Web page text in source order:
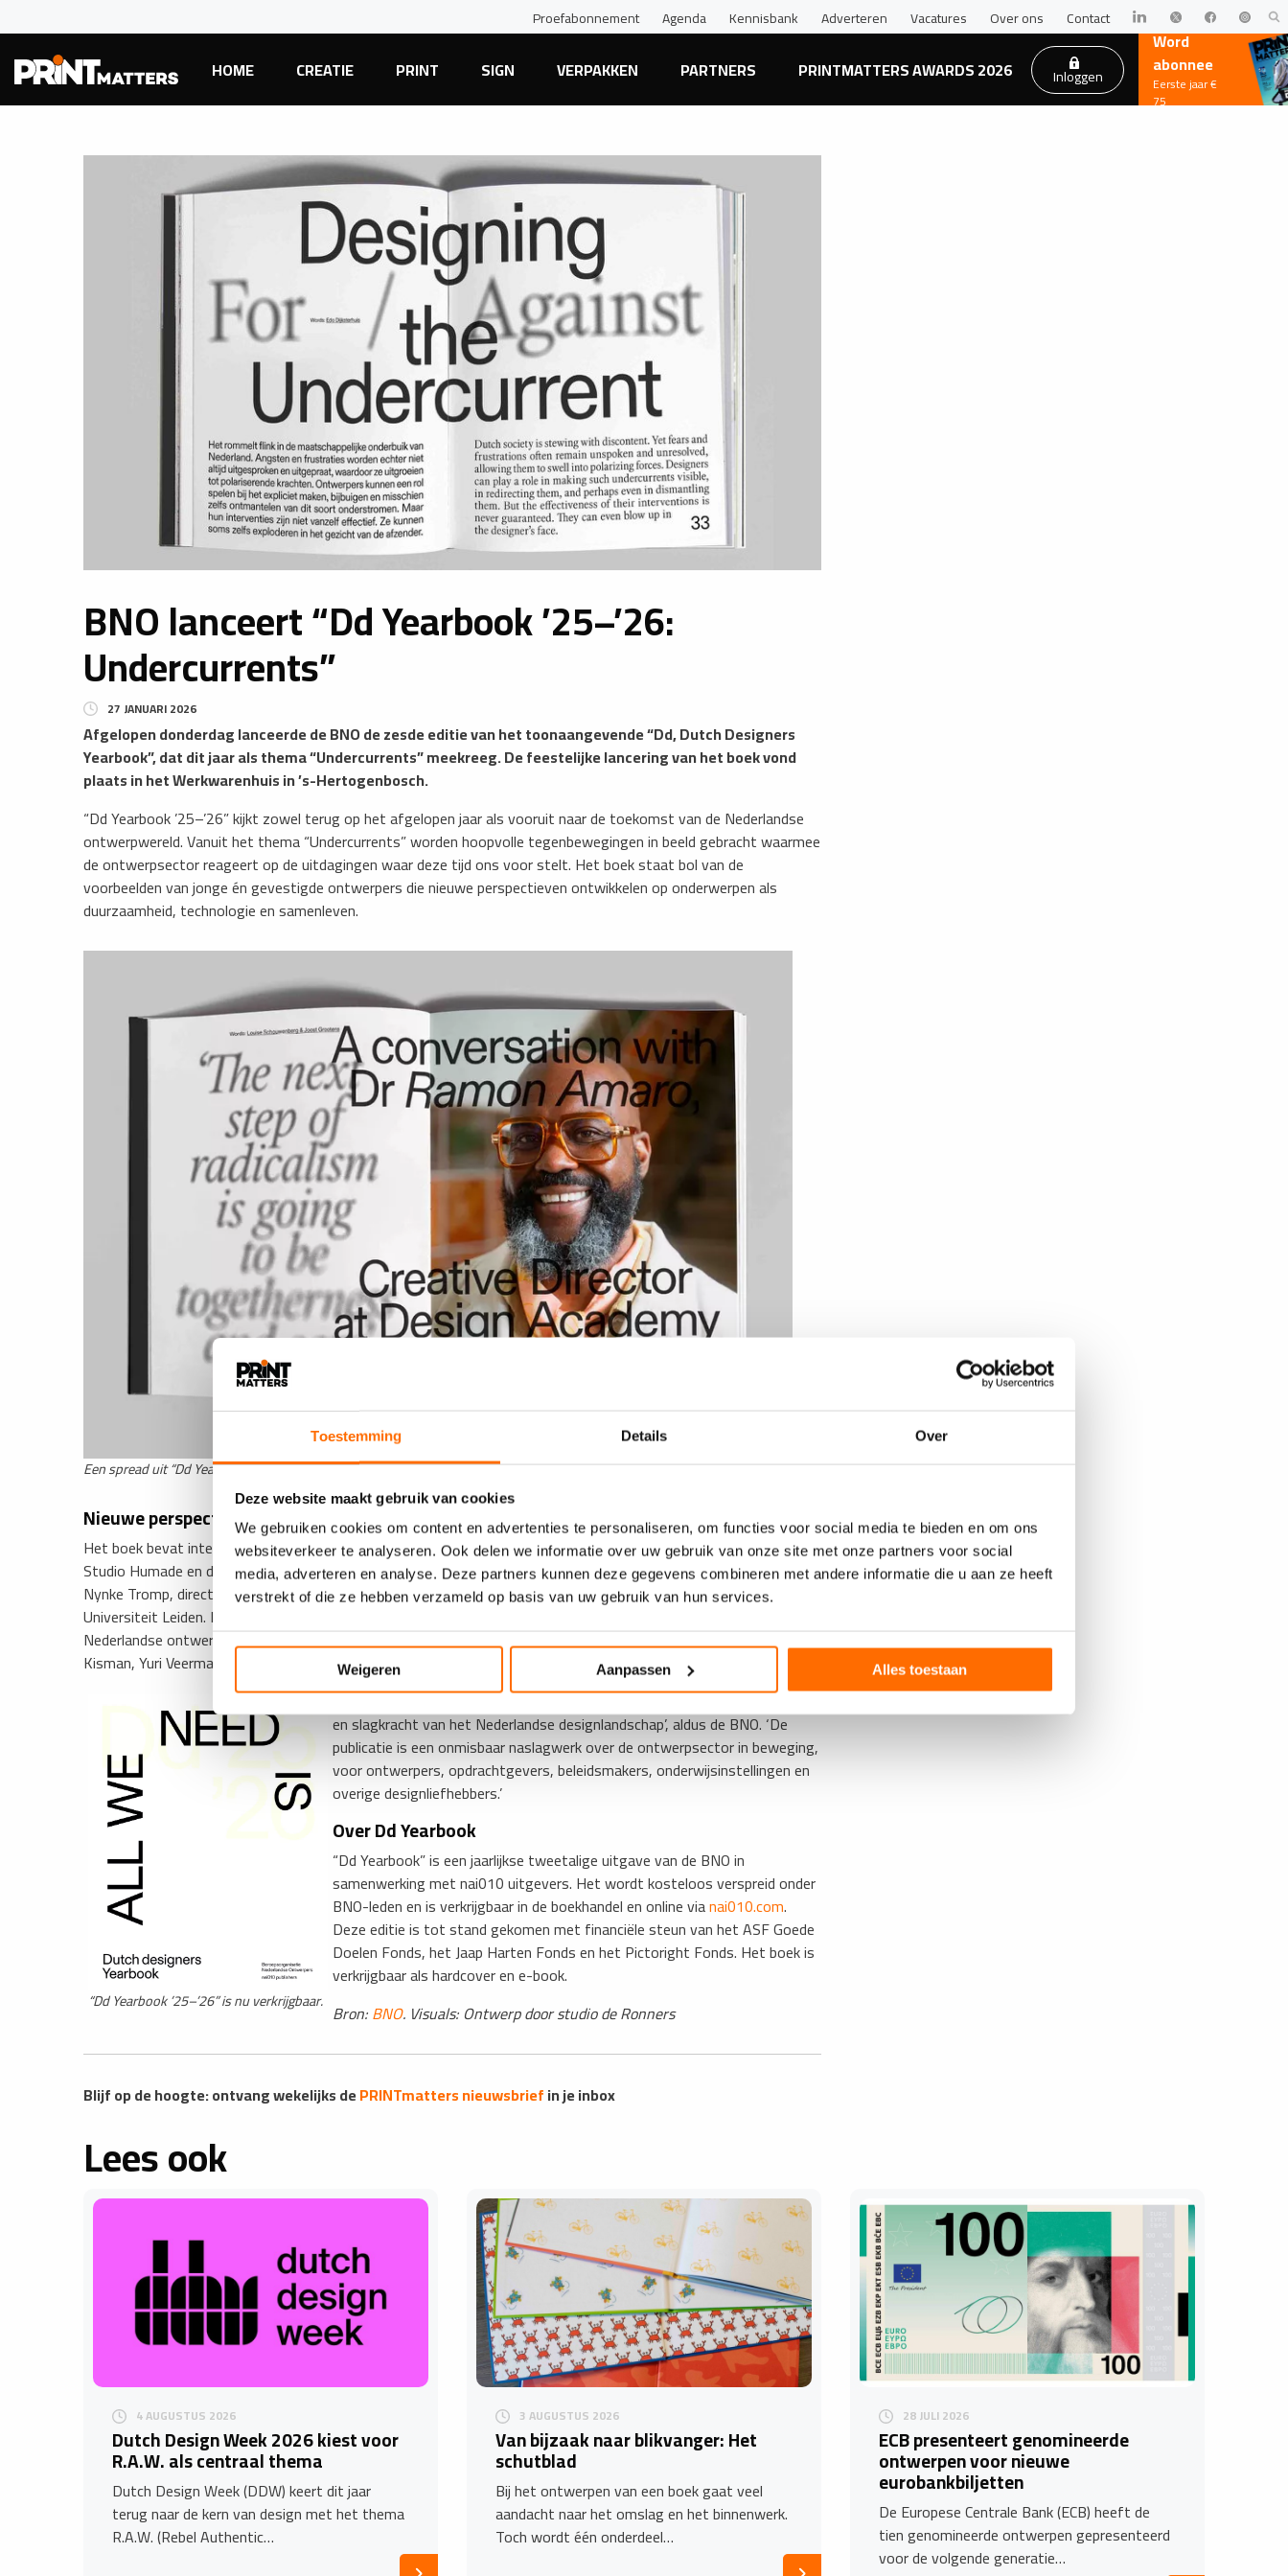
Toestemming Details Over
Deze website maakt gebruik van cookies
We gebruiken cookies om content en advertenties te personaliseren, om functies voor social media te bieden en om ons
websiteverkeer te analyseren. Ook delen we informatie over uw gebruik van onze site met onze partners voor social
media, adverteren en analyse. Deze partners kunnen deze gegevens combineren met andere informatie die u aan ze heeft
verstrekt of die ze hebben verzameld op basis van uw gebruik van hun services.
Weigeren Aanpassen Alles toestaan
Proefabonnement Agenda Kennisbank Adverteren Vacatures Over ons Contact
HOME CREATIE PRINT SIGN VERPAKKEN PARTNERS PRINTMATTERS AWARDS 2026 Inloggen
Word
abonnee
Eerste jaar €
75
BNO lanceert “Dd Yearbook ’25–’26:
Undercurrents”
27 JANUARI 2026
Afgelopen donderdag lanceerde de BNO de zesde editie van het toonaangevende “Dd, Dutch Designers
Yearbook”, dat dit jaar als thema “Undercurrents”meekreeg. De feestelijke lancering van het boek vond
plaats in het Werkwarenhuis in ’s-Hertogenbosch.
“Dd Yearbook ’25–’26” kijkt zowel terug op het afgelopen jaar als vooruit naar de toekomst van de Nederlandse
ontwerpwereld. Vanuit het thema “Undercurrents” worden hoopvolle tegenbewegingen in beeld gebracht waarmee
de ontwerpsector reageert op de uitdagingen waar deze tijd ons voor stelt. Het boek staat bol van de
voorbeelden van jonge én gevestigde ontwerpers die nieuwe perspectieven ontwikkelen op onderwerpen als
duurzaamheid, technologie en samenleven.
Een spread uit “Dd Yearbook ’25–’26”, ontwerp door studio de Ronners.
Nieuwe perspectieven in design
Het boek bevat interviews met Ramon Amaro, de nieuwe creative director van de Design Academy Eindhoven,
Studio Humade en designexperts Ninke Bloemberg, Yassine Salihine en Viola van Alphen, evenals essays van
Nynke Tromp, directeur van PONT, en Maarten H. Lamers, specialist Creative Intelligence & Technology aan de
Universiteit Leiden. Daarnaast biedt het Dd Yearbook een selectie inspirerende eindexamenwerken van de
Nederlandse ontwerpopleidingen, prijswinnende designcases en werk van beeldbepalende designers zoals Max
Kisman, Yuri Veerman, Eva Mels, Vera van der Burg, Modem, Rudy Guedj en Céline Hurka.
“Dd Yearbook ’25–’26” is nu verkrijgbaar.
​‘Hiermee vormt de publicatie een toonbeeld van de diversiteit, inventiviteit
en slagkracht van het Nederlandse designlandschap’, aldus de BNO. ‘De
publicatie is een onmisbaar naslagwerk over de ontwerpsector in beweging,
voor ontwerpers, opdrachtgevers, beleidsmakers, onderwijsinstellingen en
overige designliefhebbers.’
Over Dd Yearbook
“Dd Yearbook” is een jaarlijkse tweetalige uitgave van de BNO in
samenwerking met nai010 uitgevers. Het wordt kosteloos verspreid onder
BNO-leden en is verkrijgbaar in de boekhandel en online vianai010.com.
Deze editie is tot stand gekomen met financiële steun van het ASF Goede
Doelen Fonds, het Jaap Harten Fonds en het Pictoright Fonds. Het boek is
verkrijgbaar als hardcover en e-book.
Bron:BNO. Visuals: Ontwerp door studio de Ronners
Blijf op de hoogte: ontvang wekelijks dePRINTmatters nieuwsbriefin je inbox
Lees ook
4 AUGUSTUS 2026
Dutch Design Week 2026 kiest voor
R.A.W. als centraal thema
Dutch Design Week (DDW) keert dit jaar
terug naar de kern van design met het thema
R.A.W. (Rebel Authentic…
3 AUGUSTUS 2026
Van bijzaak naar blikvanger: Het
schutblad
Bij het ontwerpen van een boek gaat veel
aandacht naar het omslag en het binnenwerk.
Toch wordt één onderdeel…
28 JULI 2026
ECB presenteert genomineerde
ontwerpen voor nieuwe
eurobankbiljetten
De Europese Centrale Bank (ECB) heeft de
tien genomineerde ontwerpen gepresenteerd
voor de volgende generatie…